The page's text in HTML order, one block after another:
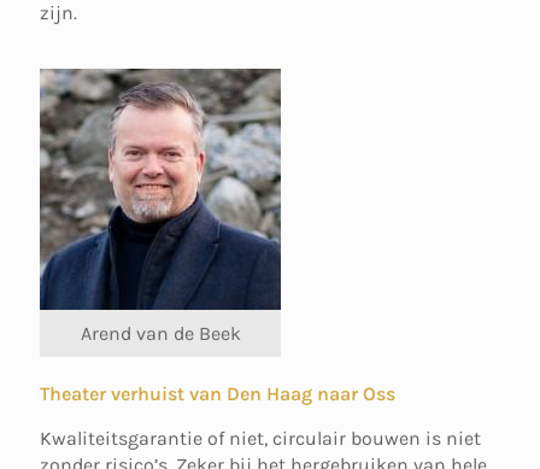
zijn.
Arend van de Beek
Theater verhuist van Den Haag naar Oss
Kwaliteitsgarantie of niet, circulair bouwen is niet